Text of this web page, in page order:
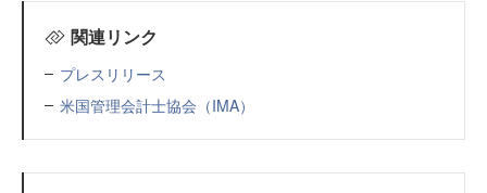
関連リンク
プレスリリース
米国管理会計士協会（IMA）